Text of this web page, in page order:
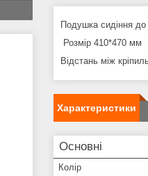
Подушка сидіння до
Розмір 410*470 мм
Відстань між
Характеристики
Основні
Колір